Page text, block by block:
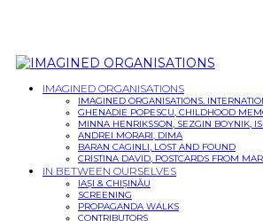
IMAGINED ORGANISATIONS
IMAGINED ORGANISATIONS.
GHENADIE POPESCU, CHILDHOOD
MINNA HENRIKSSON, SEZGIN BOYNIK,
ANDREI MORARI, DIMA
BARAN CAGINLI, LOST AND FOUND
CRISTINA DAVID, POSTCARDS FROM
IN BETWEEN OURSELVES
IAȘI & CHIȘINĂU
SCREENING
PROPAGANDA WALKS
CONTRIBUTORS